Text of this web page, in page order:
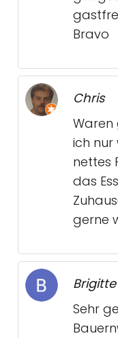
Bravo
Chris
Waren
ich nur
nettes
das
gerne
Sehr